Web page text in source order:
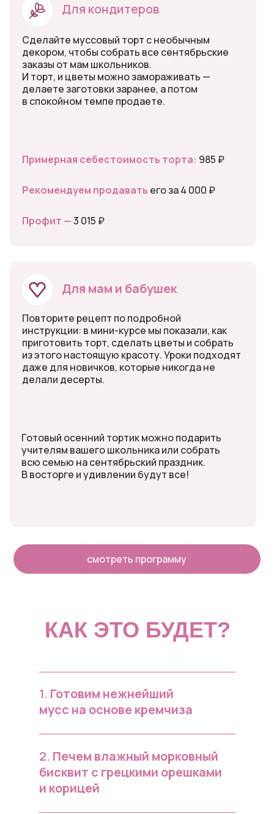
Повторите рецепт по подробной
инструкции: в мини-курсе мы показали, как
приготовить торт, сделать цветы и собрать
из этого настоящую красоту. Уроки подходят
даже для новичков, которые никогда не
делали десерты.
Для мам и бабушек
Сделайте муссовый торт с необычным
декором, чтобы собрать все сентябрьские
заказы от мам школьников.
И торт, и цветы можно замораживать —
делаете заготовки заранее, а потом
в спокойном темпе продаете.
Для кондитеров
Примерная себестоимость торта: 985 ₽
Профит —3 015 ₽
Рекомендуем продавать его за 4 000 ₽
Готовый осенний тортик можно подарить
учителям вашего школьника или собрать
всю семью на сентябрьский праздник.
В восторге и удивлении будут все!
смотреть программу
1. Готовим нежнейший
мусс на основе кремчиза
2. Печем влажный морковный
бисквит с грецкими орешками
и корицей
КАК ЭТО БУДЕТ?